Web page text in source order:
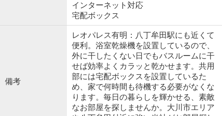
インターネット対応
宅配ボックス
備考
レオパレス有明：八丁牟田駅にも近くて
便利。浴室乾燥機を設置しているので、
外に干したくない日でもバスルームに干
せば効率よくカラッと乾かせます。共用
部には宅配ボックスを設置しているた
め、家で何時間も待機する必要がなくな
ります。毎日の暮らしを輝かせる、素敵
なお部屋を探しませんか。大川市エリア